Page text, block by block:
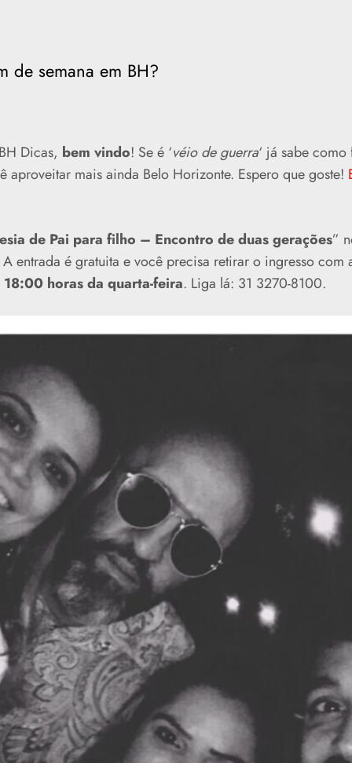
de semana em BH?
Dicas, bem vindo! Se é ‘véio de guerra‘ já sabe como
aproveitar mais ainda Belo Horizonte. Espero que goste!
de Pai para filho – Encontro de duas gerações”
entrada é gratuita e você precisa retirar o ingresso com
18:00 horas da quarta-feira. Liga lá: 31 3270-8100.